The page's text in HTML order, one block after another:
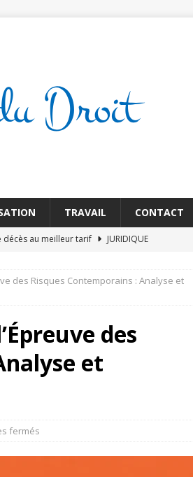
TRAVAIL CONTACT
décès au meilleur tarif
JURIDIQUE
: quel tarif choisir
JURIDIQUE
aux problèmes juridiques JURIDIQUE
des Risques Contemporains : Analyse et
des
et
fermés